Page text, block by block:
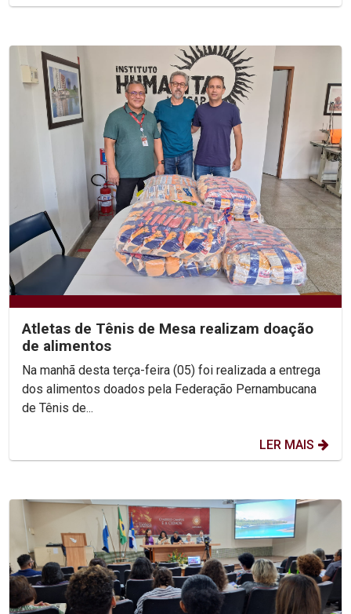
Atletas de Tênis de Mesa realizam doação
de alimentos
Na manhã desta terça-feira (05) foi realizada a entrega
dos alimentos doados pela Federação Pernambucana
de Tênis de...
LER MAIS